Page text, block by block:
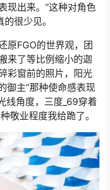
现出来。”这种对角色
很少见。
原FGO的世界观，团
来了等比例缩小的迦
彩窗前的照片，阳光
御主”那种使命感表现
线角度，三度_69穿着
敬业程度我给跪了。